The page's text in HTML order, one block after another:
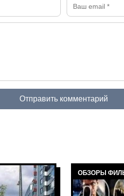
Отправить комментарий
ОБЗОРЫ